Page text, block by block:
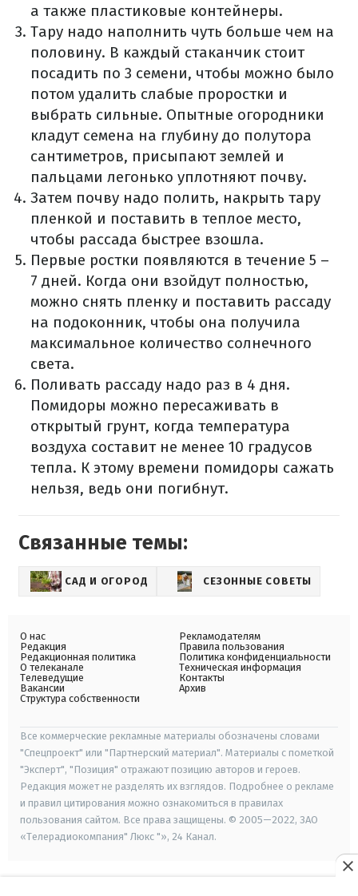
а также пластиковые контейнеры.
Тару надо наполнить чуть больше чем на
половину. В каждый стаканчик стоит
посадить по 3 семени, чтобы можно было
потом удалить слабые проростки и
выбрать сильные. Опытные огородники
кладут семена на глубину до полутора
сантиметров, присыпают землей и
пальцами легонько уплотняют почву.
Затем почву надо полить, накрыть тару
пленкой и поставить в теплое место,
чтобы рассада быстрее взошла.
Первые ростки появляются в течение 5 –
7 дней. Когда они взойдут полностью,
можно снять пленку и поставить рассаду
на подоконник, чтобы она получила
максимальное количество солнечного
света.
Поливать рассаду надо раз в 4 дня.
Помидоры можно пересаживать в
открытый грунт, когда температура
воздуха составит не менее 10 градусов
тепла. К этому времени помидоры сажать
нельзя, ведь они погибнут.
Связанные темы:
САД И ОГОРОД СЕЗОННЫЕ СОВЕТЫ
О нас
Редакция
Редакционная политика
О телеканале
Телеведущие
Вакансии
Структура собственности
Рекламодателям
Правила пользования
Политика конфиденциальности
Техническая информация
Контакты
Архив
Все коммерческие рекламные материалы обозначены словами
"Спецпроект" или "Партнерский материал". Материалы с пометкой
"Эксперт", "Позиция" отражают позицию авторов и героев.
Редакция может не разделять их взглядов. Подробнее о рекламе
и правил цитирования можно ознакомиться в правилах
пользования сайтом. Все права защищены. © 2005—2022, ЗАО
«Телерадиокомпания" Люкс "», 24 Канал.